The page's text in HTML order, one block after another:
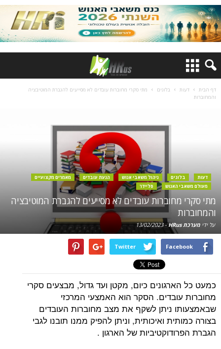
דף הבית דעות בלוגים
מתי סקרי מחוברות עובדים לא מסייעים להגברת המוטיבציה
והמחוברות
דעות בלוגים ניהול משאבי אנוש הנעת עובדים
מאמרים מקצועיים
מעולם משאבי האנוש
סליידר
מתי סקרי מחוברות עובדים לא מסייעים להגברת המוטיבציה
והמחוברות
על ידי מערכת HRus -
13/02/2023
Facebook
Twitter
כמעט כל הארגונים כיום, מקטן ועד גדול, מבצעים סקרי
מחוברות עובדים. הסקר הוא האמצעי המרכזי
שבאמצעותו ניתן לשקף את מצב מחוברות העובדים
בצורה כמותית ואיכותית, וניתן להפיק ממנו תובנו לגבי
הגברת הפרודוקטיביות של הארגון .